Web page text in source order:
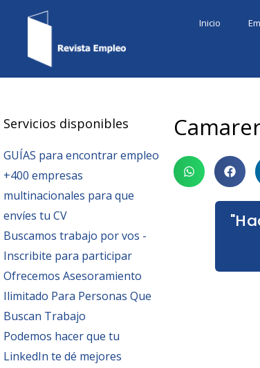
Inicio
Servicios disponibles
GUÍAS para encontrar empleo
+400 empresas
multinacionales para que
envíes tu CV
Buscamos trabajo por vos -
Inscribite para participar
Ofrecemos Asesoramiento
Ilimitado Para Personas Que
Buscan Trabajo
Podemos hacer que tu
LinkedIn te dé mejores